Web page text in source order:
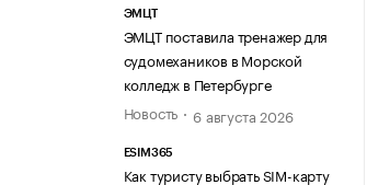
ЭМЦТ
ЭМЦТ поставила тренажер для
судомехаников в Морской
колледж в Петербурге
Новость
6 августа 2026
ESIM365
Как туристу выбрать SIM-карту